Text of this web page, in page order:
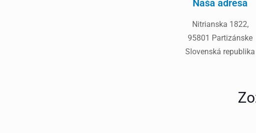
Naša adresa
Nitrianska 1822,
95801 Partizánske
Slovenská republika